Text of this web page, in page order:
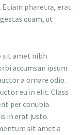
pharetra, erat
quam, ut
sit amet nibh
accumsan ipsum
a ornare odio.
eu in elit. Class
per conubia
in erat justo.
sit amet a